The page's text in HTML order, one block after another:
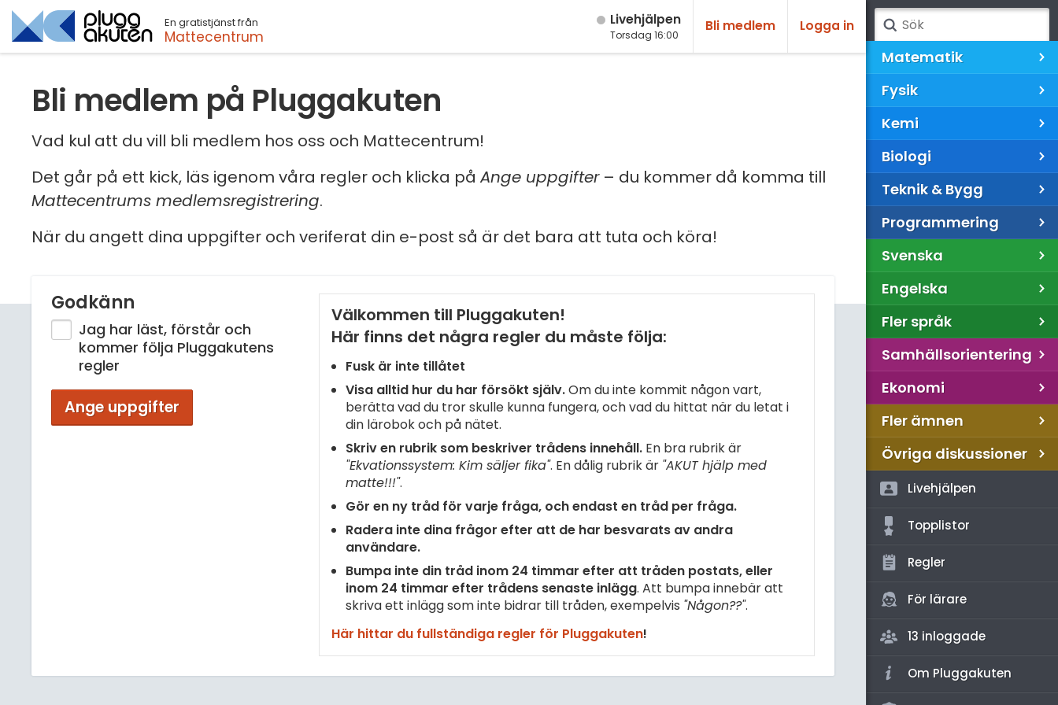
En gratistjänst från
Mattecentrum
Live­hjälpen
Torsdag 16:00
Bli medlem Logga in
Bli medlem på Pluggakuten
Vad kul att du vill bli medlem hos oss och Mattecentrum!
Det går på ett kick, läs igenom våra regler och klicka påAnge uppgifter– du kommer då komma till
Mattecentrums medlemsregistrering.
När du angett dina uppgifter och veriferat din e-post så är det bara att tuta och köra!
Godkänn
Jag har läst, förstår och
kommer följa Pluggakutens
regler
Ange uppgifter
Välkommen till Pluggakuten!
Här finns det några regler du måste följa:
Fusk är inte tillåtet
Visa alltid hur du har försökt själv.Om du inte kommit någon vart,
berätta vad du tror skulle kunna fungera, och vad du hittat när du letat i
din lärobok och på nätet.
Skriv en rubrik som beskriver trådens innehåll. En bra rubrik är
"Ekvationssystem: Kim säljer fika". En dålig rubrik är "AKUT hjälp med
matte!!!".
Gör en ny tråd för varje fråga, och endast en tråd per fråga.
Radera inte dina frågor efter att de har besvarats av andra
användare.
Bumpa inte din tråd inom 24 timmar efter att tråden postats, eller
inom 24 timmar efter trådens senaste inlägg. Att bumpa innebär att
skriva ett inlägg som inte bidrar till tråden, exempelvis "Någon??".
Här hittar du fullständiga regler för Pluggakuten!
Sök
Matematik
Fysik
Kemi
Biologi
Teknik & Bygg
Programmering
Svenska
Engelska
Fler språk
Samhällsorientering
Ekonomi
Fler ämnen
Övriga diskussioner
Livehjälpen
Topplistor
Regler
För lärare
13 inloggade
Om Pluggakuten